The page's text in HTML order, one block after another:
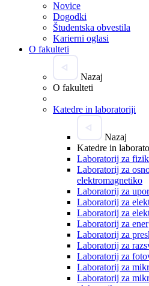
Novice
Dogodki
Študentska obvestila
Karierni oglasi
O fakulteti
Nazaj
O fakulteti
Katedre in laboratoriji
Nazaj
Katedre in
Laboratorij za
Laboratorij za
elektromagnetiko
Laboratorij za
Laboratorij za
Laboratorij za
Laboratorij za
Laboratorij za
Laboratorij za
Laboratorij za
Laboratorij za
Laboratorij za